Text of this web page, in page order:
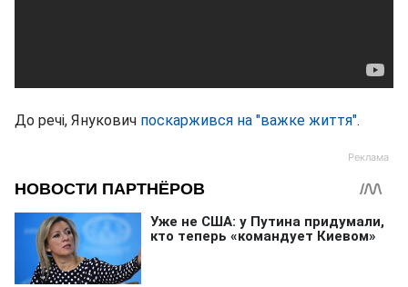
До речі, Янукович поскаржився на "важке життя".